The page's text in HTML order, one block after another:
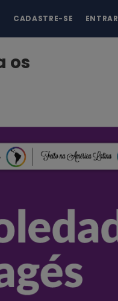
CADASTRE-SE ENTRAR
os